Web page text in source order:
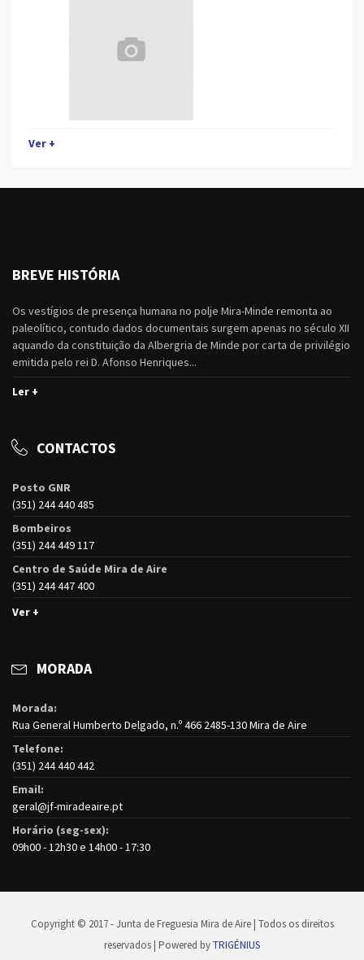
Ver +
BREVE HISTÓRIA
Os vestígios de presença humana no polje Mira-Minde remonta ao
paleolítico, contudo dados documentais surgem apenas no século XII
aquando da constituição da Albergria de Minde por carta de privilégio
emitida pelo rei D. Afonso Henriques...
Ler +
CONTACTOS
Posto GNR
(351) 244 440 485
Bombeiros
(351) 244 449 117
Centro de Saúde Mira de Aire
(351) 244 447 400
Ver +
MORADA
Morada:
Rua General Humberto Delgado, n.º 466 2485-130 Mira de Aire
Telefone:
(351) 244 440 442
Email:
geral@jf-miradeaire.pt
Horário (seg-sex):
09h00 - 12h30 e 14h00 - 17:30
Copyright © 2017 - Junta de Freguesia Mira de Aire | Todos os direitos
reservados | Powered byTRIGÉNIUS